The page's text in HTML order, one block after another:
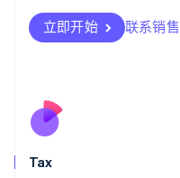
立即开始 联系销售
Tax
瑞典
Svenska English
瑞士
English
斯洛伐克